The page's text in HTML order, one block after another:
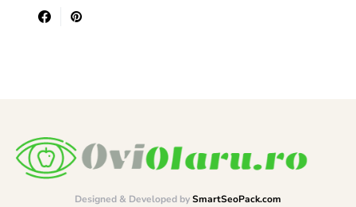
Designed & Developed bySmartSeoPack.com